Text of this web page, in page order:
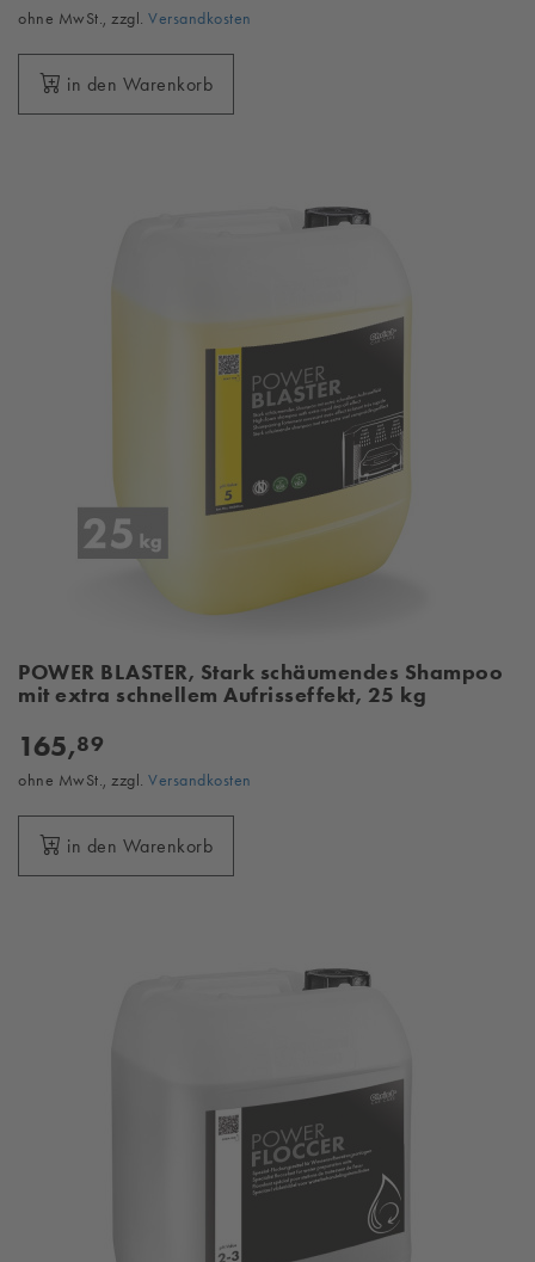
ohne MwSt., zzgl. Versandkosten
in den Warenkorb
POWER BLASTER, Stark schäumendes Shampoo
mit extra schnellem Aufrisseffekt, 25 kg
165,89
ohne MwSt., zzgl. Versandkosten
in den Warenkorb